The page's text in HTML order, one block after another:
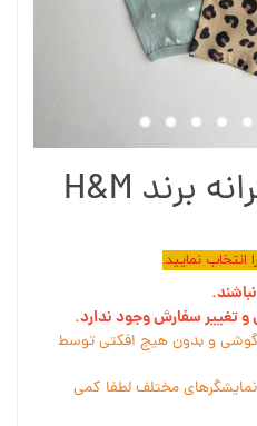
نمایید.
و تغییر سفارش وجود ندارد.
گوشی و بدون هیچ افکتی توسط
مختلف لطفا کمی